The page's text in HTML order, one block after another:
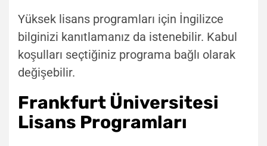
Yüksek lisans programları için İngilizce
bilginizi kanıtlamanız da istenebilir. Kabul
koşulları seçtiğiniz programa bağlı olarak
değişebilir.
Frankfurt Üniversitesi
Lisans Programları